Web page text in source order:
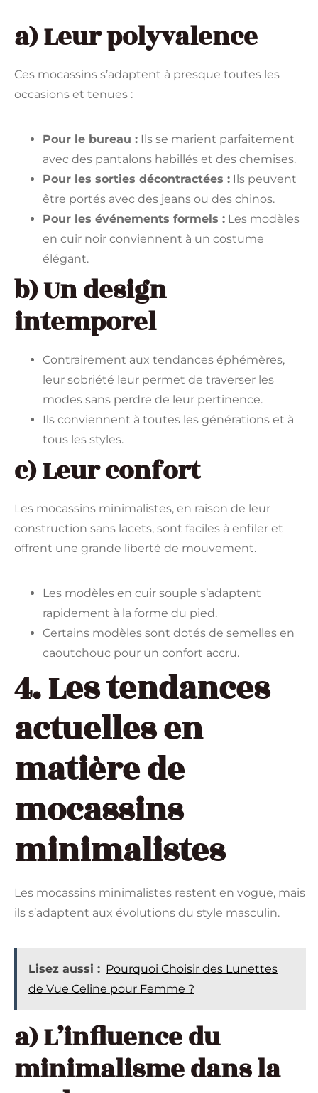
a) Leur polyvalence
Ces mocassins s’adaptent à presque toutes les
occasions et tenues :
Pour le bureau : Ils se marient parfaitement
avec des pantalons habillés et des chemises.
Pour les sorties décontractées : Ils peuvent
être portés avec des jeans ou des chinos.
Pour les événements formels : Les modèles
en cuir noir conviennent à un costume
élégant.
b) Un design
intemporel
Contrairement aux tendances éphémères,
leur sobriété leur permet de traverser les
modes sans perdre de leur pertinence.
Ils conviennent à toutes les générations et à
tous les styles.
c) Leur confort
Les mocassins minimalistes, en raison de leur
construction sans lacets, sont faciles à enfiler et
offrent une grande liberté de mouvement.
Les modèles en cuir souple s’adaptent
rapidement à la forme du pied.
Certains modèles sont dotés de semelles en
caoutchouc pour un confort accru.
4. Les tendances
actuelles en
matière de
mocassins
minimalistes
Les mocassins minimalistes restent en vogue, mais
ils s’adaptent aux évolutions du style masculin.
Lisez aussi : Pourquoi Choisir des Lunettes
de Vue Celine pour Femme ?
a) L’influence du
minimalisme dans la